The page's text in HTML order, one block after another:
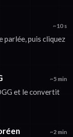
~10 s
parlée, puis cliquez
~5 min
et le convertit
~2 min